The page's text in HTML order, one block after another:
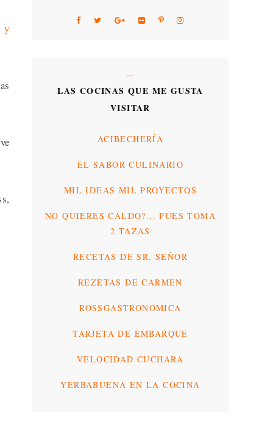
y
LAS COCINAS QUE ME GUSTA
VISITAR
ACIBECHERÍA
EL SABOR CULINARIO
MIL IDEAS MIL PROYECTOS
NO QUIERES CALDO?... PUES TOMA
2 TAZAS
RECETAS DE SR. SEÑOR
REZETAS DE CARMEN
ROSSGASTRONÓMICA
TARJETA DE EMBARQUE
VELOCIDAD CUCHARA
YERBABUENA EN LA COCINA